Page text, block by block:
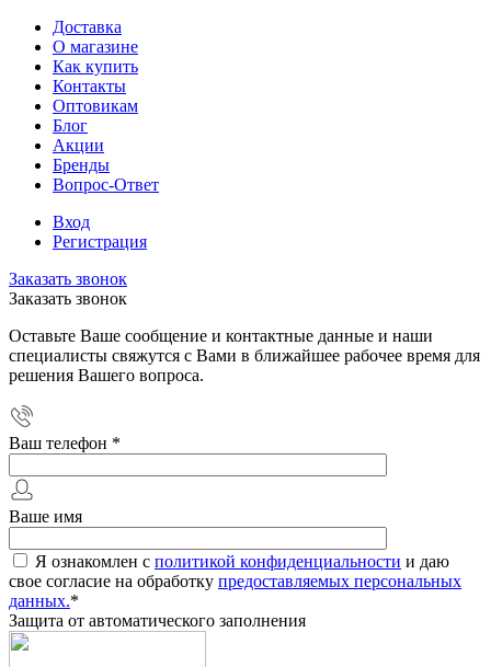
Доставка
О магазине
Как купить
Контакты
Оптовикам
Блог
Акции
Бренды
Вопрос-Ответ
Вход
Регистрация
Заказать звонок
Заказать звонок
Оставьте Ваше сообщение и контактные данные и наши
специалисты свяжутся с Вами в ближайшее рабочее время для
решения Вашего вопроса.
Ваш телефон *
Ваше имя
Я ознакомлен с политикой конфиденциальности и даю
свое согласие на обработку предоставляемых персональных
данных.*
Защита от автоматического заполнения